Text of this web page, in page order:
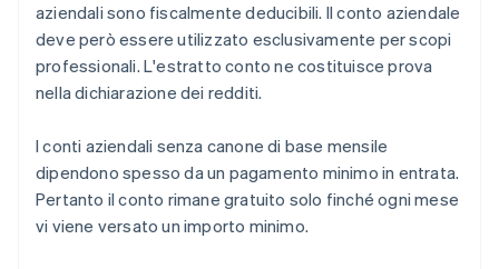
aziendali sono fiscalmente deducibili. Il conto aziendale
deve però essere utilizzato esclusivamente per scopi
professionali. L'estratto conto ne costituisce prova
nella dichiarazione dei redditi.
I conti aziendali senza canone di base mensile
dipendono spesso da un pagamento minimo in entrata.
Pertanto il conto rimane gratuito solo finché ogni mese
vi viene versato un importo minimo.